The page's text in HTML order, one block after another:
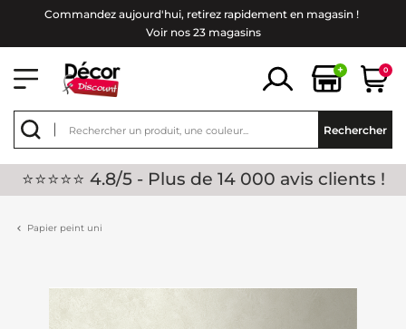
Commandez aujourd'hui, retirez rapidement en magasin !
Voir nos 23 magasins
+ 0
Rechercher
⭐⭐⭐⭐⭐ 4.8/5 - Plus de 14 000 avis clients !
Papier peint uni